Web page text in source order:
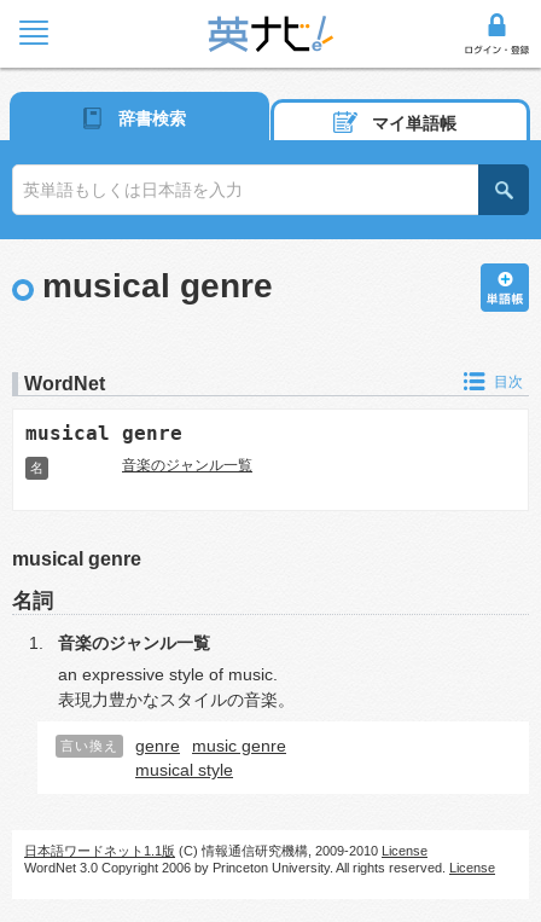
辞書検索 マイ単語帳
musical genre
WordNet 目次
musical genre
名 音楽のジャンル一覧
musical genre
名詞
音楽のジャンル一覧
an expressive style of music.
表現力豊かなスタイルの音楽。
言い換え genre
music genre
musical style
日本語ワードネット1.1版 (C) 情報通信研究機構, 2009-2010 License
WordNet 3.0 Copyright 2006 by Princeton University. All rights reserved. License